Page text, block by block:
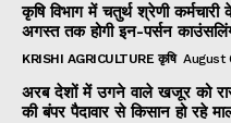
कृषि विभाग में चतुर्थ श्रेणी
अगस्त तक होगी इन-पर्सन
KRISHI AGRICULTURE कृषि August
अरब देशों में उगने वाले खजूर को
की बंपर पैदावार से किसान हो रहे